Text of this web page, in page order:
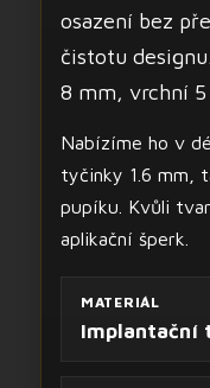
osazení bez
čistotu
8 mm, vrchní 5
Nabízíme ho v
tyčinky 1.6 mm,
pupíku. Kvůli
aplikační šperk.
MATERIÁL
Implantační